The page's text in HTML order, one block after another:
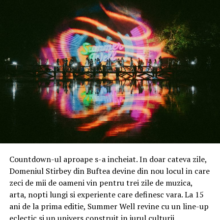
vor lua mai multe zile libere.
Printre beneficiile aduse de un dozator de apa la birou,
se numara si facilitarea digestiei, accelerarea
metabolismului, reducerea durerilor articulare,
Countdown-ul aproape s-a incheiat. In doar cateva zile,
Domeniul Stirbey din Buftea devine din nou locul in care
zeci de mii de oameni vin pentru trei zile de muzica,
arta, nopti lungi si experiente care definesc vara. La 15
ani de la prima editie, Summer Well revine cu un line-up
eclectic si un univers construit in jurul culturii